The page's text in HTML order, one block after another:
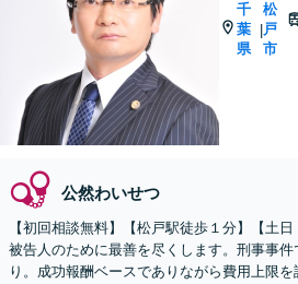
千
葉
県
|
松
戸
市
公然わいせつ
【初回相談無料】【松戸駅徒歩１分】【土
被告人のために最善を尽くします。刑事事件
り。成功報酬ベースでありながら費用上限